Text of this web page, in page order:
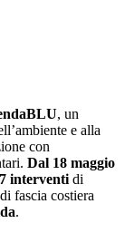
, un
e alla
con
Dal 18 maggio
7 interventi di
di fascia costiera
.